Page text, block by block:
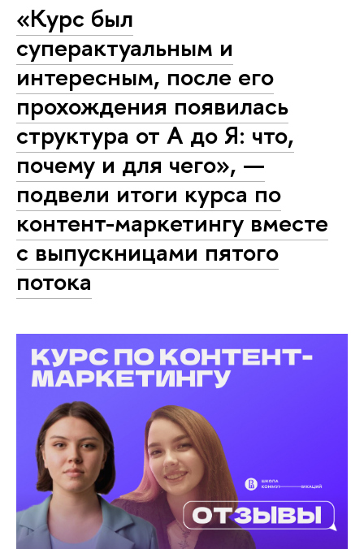
«Курс был
суперактуальным и
интересным, после его
прохождения появилась
структура от А до Я: что,
почему и для чего», —
подвели итоги курса по
контент-маркетингу вместе
с выпускницами пятого
потока